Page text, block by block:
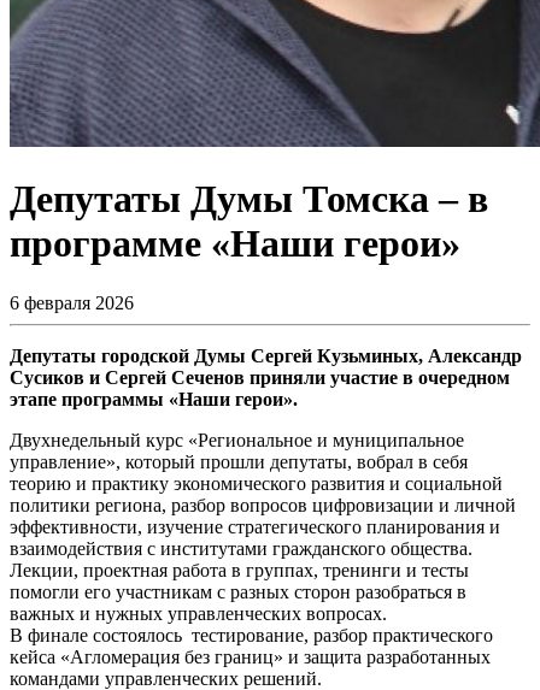
Депутаты Думы Томска – в
программе «Наши герои»
6 февраля 2026
Депутаты городской Думы Сергей Кузьминых, Александр
Сусиков и Сергей Сеченов приняли участие в очередном
этапе программы «Наши герои».
Двухнедельный курс «Региональное и муниципальное
управление», который прошли депутаты, вобрал в себя
теорию и практику экономического развития и социальной
политики региона, разбор вопросов цифровизации и личной
эффективности, изучение стратегического планирования и
взаимодействия с институтами гражданского общества.
Лекции, проектная работа в группах, тренинги и тесты
помогли его участникам с разных сторон разобраться в
важных и нужных управленческих вопросах.
В финале состоялось тестирование, разбор практического
кейса «Агломерация без границ» и защита разработанных
командами управленческих решений.